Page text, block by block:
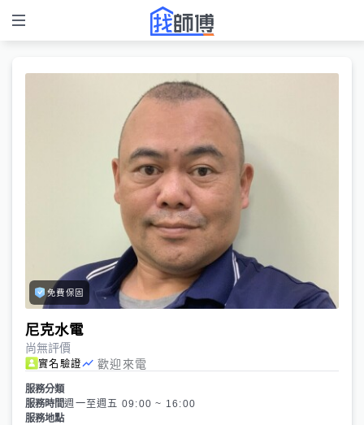
免費保固
尼克水電
尚無評價
實名驗證 歡迎來電
服務分類
服務時間週一至週五 09:00 ~ 16:00
服務地點